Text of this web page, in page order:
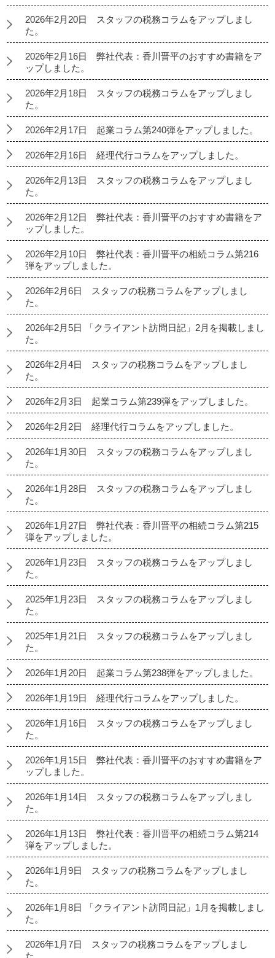
2026年2月20日 スタッフの税務コラムをアップしまし
た。
2026年2月16日 弊社代表：香川晋平のおすすめ書籍をア
ップしました。
2026年2月18日 スタッフの税務コラムをアップしまし
た。
2026年2月17日 起業コラム第240弾をアップしました。
2026年2月16日 経理代行コラムをアップしました。
2026年2月13日 スタッフの税務コラムをアップしまし
た。
2026年2月12日 弊社代表：香川晋平のおすすめ書籍をア
ップしました。
2026年2月10日 弊社代表：香川晋平の相続コラム第216
弾をアップしました。
2026年2月6日 スタッフの税務コラムをアップしまし
た。
2026年2月5日 「クライアント訪問日記」2月を掲載しまし
た。
2026年2月4日 スタッフの税務コラムをアップしまし
た。
2026年2月3日 起業コラム第239弾をアップしました。
2026年2月2日 経理代行コラムをアップしました。
2026年1月30日 スタッフの税務コラムをアップしまし
た。
2026年1月28日 スタッフの税務コラムをアップしまし
た。
2026年1月27日 弊社代表：香川晋平の相続コラム第215
弾をアップしました。
2026年1月23日 スタッフの税務コラムをアップしまし
た。
2025年1月23日 スタッフの税務コラムをアップしまし
た。
2025年1月21日 スタッフの税務コラムをアップしまし
た。
2026年1月20日 起業コラム第238弾をアップしました。
2026年1月19日 経理代行コラムをアップしました。
2026年1月16日 スタッフの税務コラムをアップしまし
た。
2026年1月15日 弊社代表：香川晋平のおすすめ書籍をア
ップしました。
2026年1月14日 スタッフの税務コラムをアップしまし
た。
2026年1月13日 弊社代表：香川晋平の相続コラム第214
弾をアップしました。
2026年1月9日 スタッフの税務コラムをアップしまし
た。
2026年1月8日 「クライアント訪問日記」1月を掲載しまし
た。
2026年1月7日 スタッフの税務コラムをアップしまし
た。